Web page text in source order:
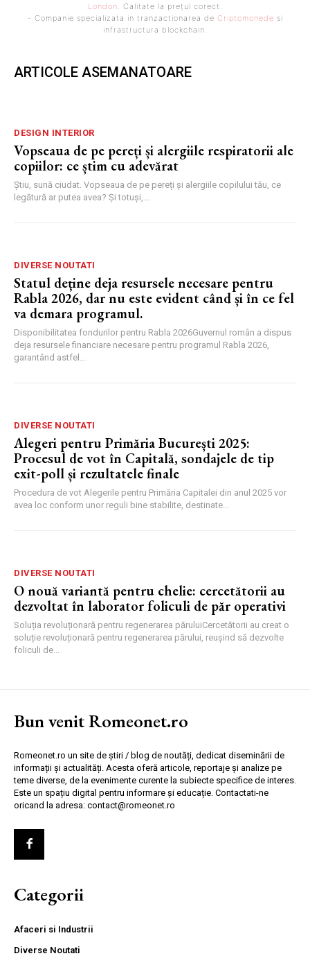
London . Calitate la prețul corect.
- Companie specializata in tranzactionarea de Criptomonede si
infrastructura blockchain.
ARTICOLE ASEMANATOARE
DESIGN INTERIOR
Vopseaua de pe pereți și alergiile respiratorii ale
copiilor: ce știm cu adevărat
Știu, sună ciudat. Vopseaua de pe pereți și alergiile copilului tău, ce
legătură ar putea avea? Și totuși,...
DIVERSE NOUTATI
Statul deține deja resursele necesare pentru
Rabla 2026, dar nu este evident când și în ce fel
va demara programul.
Disponibilitatea fondurilor pentru Rabla 2026Guvernul român a dispus
deja resursele financiare necesare pentru programul Rabla 2026,
garantând astfel...
DIVERSE NOUTATI
Alegeri pentru Primăria București 2025:
Procesul de vot în Capitală, sondajele de tip
exit-poll și rezultatele finale
Procedura de vot Alegerile pentru Primăria Capitalei din anul 2025 vor
avea loc conform unor reguli bine stabilite, destinate...
DIVERSE NOUTATI
O nouă variantă pentru chelie: cercetătorii au
dezvoltat în laborator foliculi de păr operativi
Soluția revoluționară pentru regenerarea păruluiCercetătorii au creat o
soluție revoluționară pentru regenerarea părului, reușind să dezvolte
foliculi de...
Bun venit Romeonet.ro
Romeonet.ro un site de știri / blog de noutăți, dedicat diseminării de
informații și actualități. Acesta oferă articole, reportaje și analize pe
teme diverse, de la evenimente curente la subiecte specifice de interes.
Este un spațiu digital pentru informare și educație. Contactati-ne
oricand la adresa: contact@romeonet.ro
Categorii
Afaceri si Industrii
Diverse Noutati